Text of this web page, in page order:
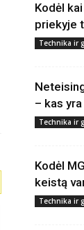
Kodėl
priekyje
Technika ir
– kas
Technika ir
Kodėl
keistą
Technika ir